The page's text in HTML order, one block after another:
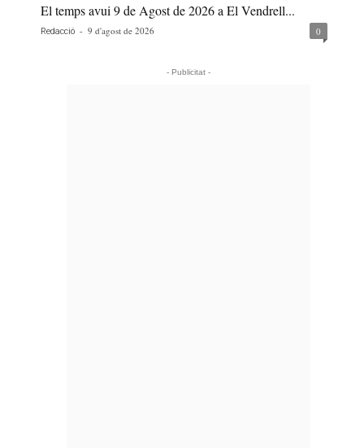
El temps avui 9 de Agost de 2026 a El Vendrell...
Redacció - 9 d'agost de 2026 0
- Publicitat -